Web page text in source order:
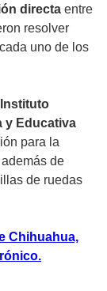
directa entre
resolver
uno de los
Instituto
y Educativa
para la
además de
de ruedas
Chihuahua,